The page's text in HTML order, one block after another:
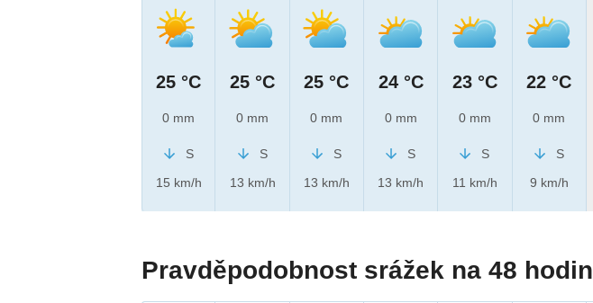
25 °C
0 mm
S
15 km/h
25 °C
0 mm
S
13 km/h
25 °C
0 mm
S
13 km/h
24 °C
0 mm
S
13 km/h
23 °C
0 mm
S
11 km/h
22 °C
0 mm
S
9 km/h
Pravděpodobnost srážek na 48 hodin